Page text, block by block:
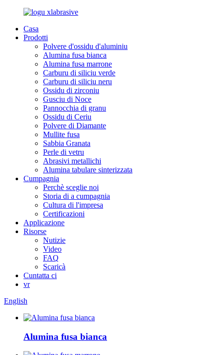
Casa
Prodotti
Polvere d'ossidu d'aluminiu
Alumina fusa bianca
Alumina fusa marrone
Carburu di siliciu verde
Carburu di siliciu neru
Ossidu di zirconiu
Gusciu di Noce
Pannocchia di granu
Ossidu di Ceriu
Polvere di Diamante
Mullite fusa
Sabbia Granata
Perle di vetru
Abrasivi metallichi
Alumina tabulare sinterizzata
Cumpagnia
Perchè sceglie noi
Storia di a cumpagnia
Cultura di l'impresa
Certificazioni
Applicazione
Risorse
Nutizie
Video
FAQ
Scaricà
Cuntatta ci
vr
English
Alumina fusa bianca